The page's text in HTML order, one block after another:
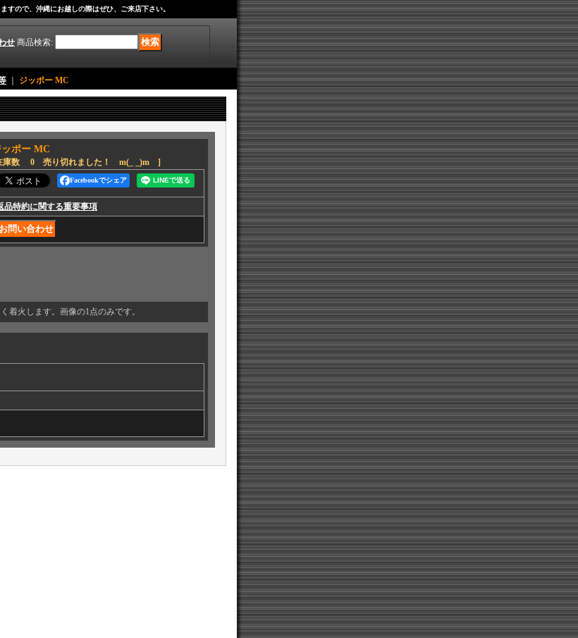
すので、沖縄にお越しの際はぜひ、ご来店下さい。
せ 商品検索:
ジッポー MC
ッポー MC
庫数 0 売り切れました！ m(_ _)m ]
Facebookでシェア
品特約に関する重要事項
着火します。画像の1点のみです。